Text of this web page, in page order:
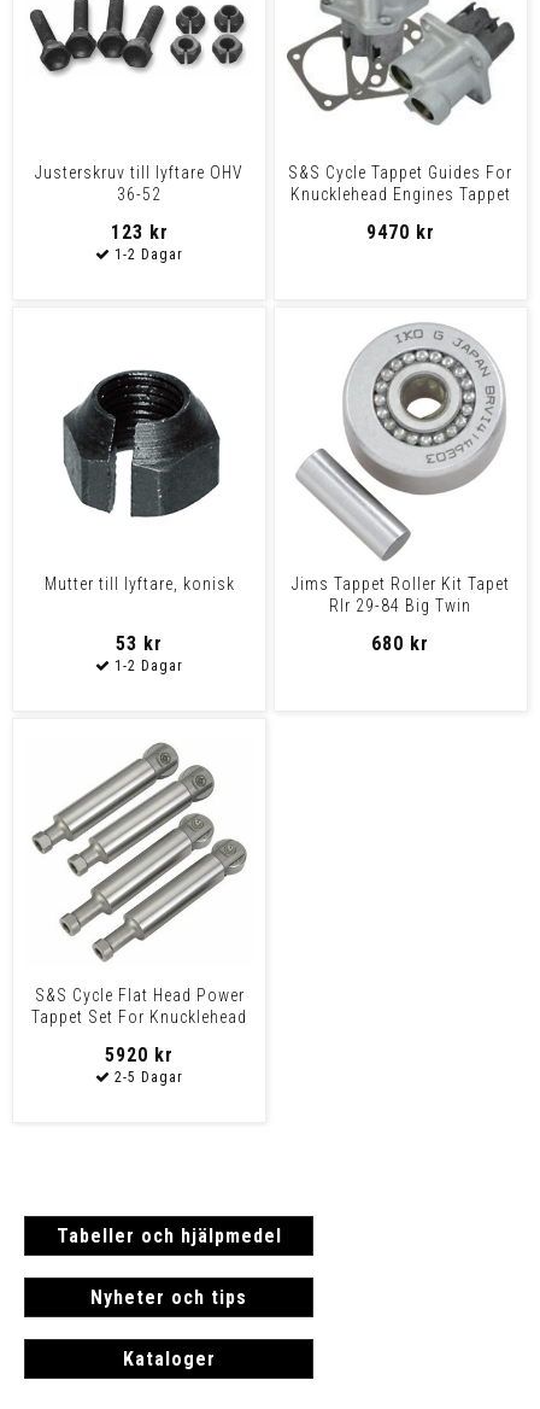
Justerskruv till lyftare OHV
36-52
123 kr
S&S Cycle Tappet Guides For
Knucklehead Engines Tappet
9470 kr
Mutter till lyftare, konisk
53 kr
Jims Tappet Roller Kit Tapet
Rlr 29-84 Big Twin
680 kr
S&S Cycle Flat Head Power
Tappet Set For Knucklehead
5920 kr
Tabeller och hjälpmedel
Nyheter och tips
Kataloger